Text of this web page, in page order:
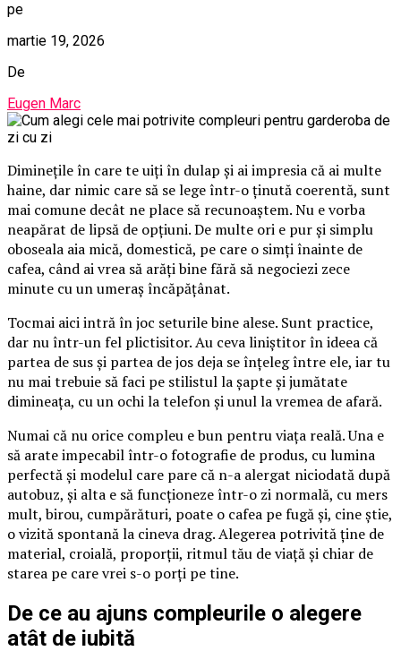
pe
martie 19, 2026
De
Eugen Marc
Diminețile în care te uiți în dulap și ai impresia că ai multe
haine, dar nimic care să se lege într-o ținută coerentă, sunt
mai comune decât ne place să recunoaștem. Nu e vorba
neapărat de lipsă de opțiuni. De multe ori e pur și simplu
oboseala aia mică, domestică, pe care o simți înainte de
cafea, când ai vrea să arăți bine fără să negociezi zece
minute cu un umeraș încăpățânat.
Tocmai aici intră în joc seturile bine alese. Sunt practice,
dar nu într-un fel plictisitor. Au ceva liniștitor în ideea că
partea de sus și partea de jos deja se înțeleg între ele, iar tu
nu mai trebuie să faci pe stilistul la șapte și jumătate
dimineața, cu un ochi la telefon și unul la vremea de afară.
Numai că nu orice compleu e bun pentru viața reală. Una e
să arate impecabil într-o fotografie de produs, cu lumina
perfectă și modelul care pare că n-a alergat niciodată după
autobuz, și alta e să funcționeze într-o zi normală, cu mers
mult, birou, cumpărături, poate o cafea pe fugă și, cine știe,
o vizită spontană la cineva drag. Alegerea potrivită ține de
material, croială, proporții, ritmul tău de viață și chiar de
starea pe care vrei s-o porți pe tine.
De ce au ajuns compleurile o alegere
atât de iubită